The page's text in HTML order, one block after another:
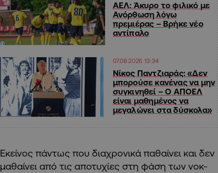
ΑΕΛ: Άκυρο το φιλικό με
Ανόρθωση λόγω
πρεμιέρας – Βρήκε νέο
αντίπαλο
07.08.2026 13:34
Νίκος Παντζιαράς: «Δεν
μπορούσε κανένας να μην
συγκινηθεί – Ο ΑΠΟΕΛ
είναι μαθημένος να
μεγαλώνει στα δύσκολα»
Εκείνος πάντως που διαχρονικά παθαίνει και δεν
μαθαίνει από τις αποτυχίες στη φάση των νοκ-